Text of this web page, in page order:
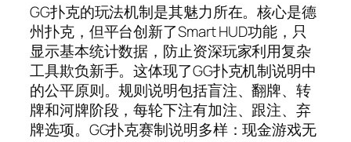
GG扑克的玩法机制是其魅力所在。核心是德
州扑克，但平台创新了Smart HUD功能，只
显示基本统计数据，防止资深玩家利用复杂
工具欺负新手。这体现了GG扑克机制说明中
的公平原则。规则说明包括盲注、翻牌、转
牌和河牌阶段，每轮下注有加注、跟注、弃
牌选项。GG扑克赛制说明多样：现金游戏无